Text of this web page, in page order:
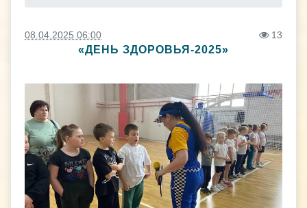
08.04.2025 06:00 13
«ДЕНЬ ЗДОРОВЬЯ-2025»